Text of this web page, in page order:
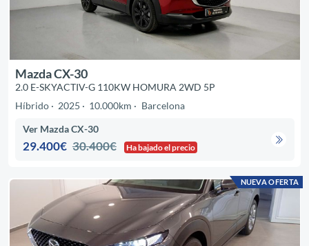
Mazda CX-30
2.0 E-SKYACTIV-G 110KW HOMURA 2WD 5P
Híbrido
2025 10.000km Barcelona
Ver Mazda CX-30
29.400€ 30.400€ Ha bajado el precio
NUEVA OFERTA